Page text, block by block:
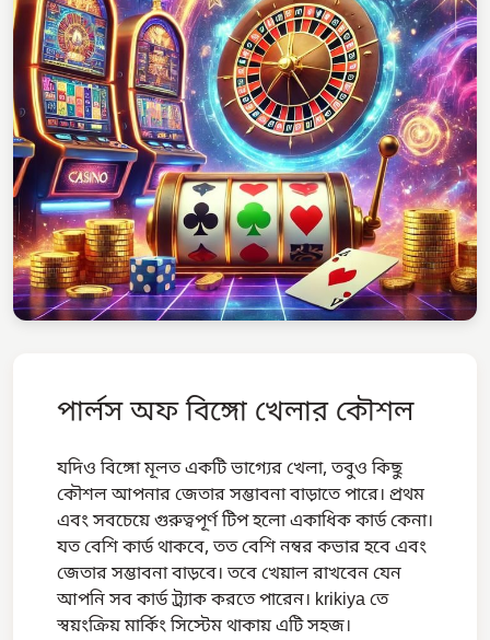
পার্লস অফ বিঙ্গো খেলার কৌশল
যদিও বিঙ্গো মূলত একটি ভাগ্যের খেলা, তবুও কিছু
কৌশল আপনার জেতার সম্ভাবনা বাড়াতে পারে। প্রথম
এবং সবচেয়ে গুরুত্বপূর্ণ টিপ হলো একাধিক কার্ড কেনা।
যত বেশি কার্ড থাকবে, তত বেশি নম্বর কভার হবে এবং
জেতার সম্ভাবনা বাড়বে। তবে খেয়াল রাখবেন যেন
আপনি সব কার্ড ট্র্যাক করতে পারেন। krikiya তে
স্বয়ংক্রিয় মার্কিং সিস্টেম থাকায় এটি সহজ।